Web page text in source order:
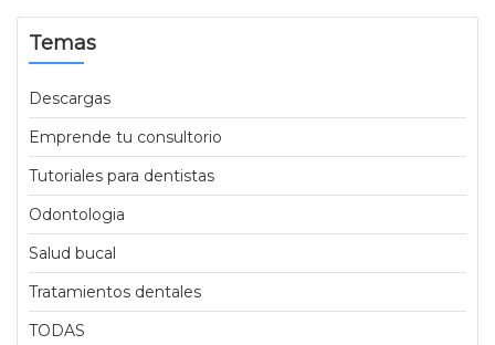
Temas
Descargas
Emprende tu consultorio
Tutoriales para dentistas
Odontologia
Salud bucal
Tratamientos dentales
TODAS